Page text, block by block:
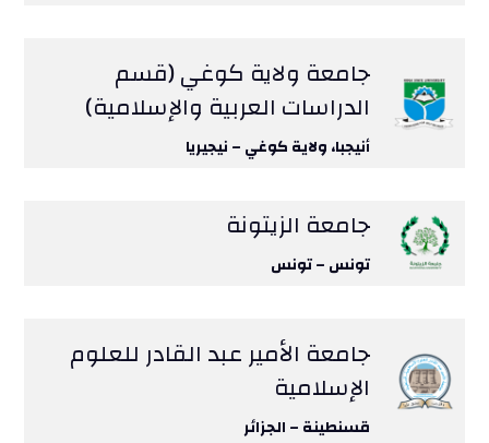
جامعة ولاية كوغي (قسم
الدراسات العربية والإسلامية)
أنيجبا، ولاية كوغي – نيجيريا
جامعة الزيتونة
تونس – تونس
جامعة الأمير عبد القادر للعلوم
الإسلامية
قسنطينة – الجزائر